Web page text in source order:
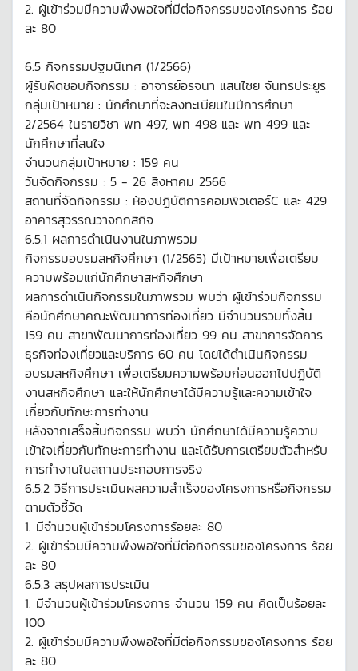
2. ผู้เข้าร่วมมีความพึงพอใจที่มีต่อกิจกรรมของโครงการ ร้อย
ละ 80
6.5 กิจกรรมปฐมนิเทศ (1/2566)
ผู้รับผิดชอบกิจกรรม : อาจารย์อรจนา แสนไชย จันทรประยูร
กลุ่มเป้าหมาย : นักศึกษาที่จะลงทะเบียนในปีการศึกษา
2/2564 ในรายวิชา พท 497, พท 498 และ พท 499 และ
นักศึกษาที่สนใจ
จำนวนกลุ่มเป้าหมาย : 159 คน
วันจัดกิจกรรม : 5 - 26 สิงหาคม 2566
สถานที่จัดกิจกรรม : ห้องปฏิบัติการคอมพิวเตอร์C และ 429
อาคารสุวรรณวาจกกสิกิจ
6.5.1 ผลการดำเนินงานในภาพรวม
กิจกรรมอบรมสหกิจศึกษา (1/2565) มีเป้าหมายเพื่อเตรียม
ความพร้อมแก่นักศึกษาสหกิจศึกษา
ผลการดำเนินกิจกรรมในภาพรวม พบว่า ผู้เข้าร่วมกิจกรรม
คือนักศึกษาคณะพัฒนาการท่องเที่ยว มีจำนวนรวมทั้งสิ้น
159 คน สาขาพัฒนาการท่องเที่ยว 99 คน สาขาการจัดการ
ธุรกิจท่องเที่ยวและบริการ 60 คน โดยได้ดำเนินกิจกรรม
อบรมสหกิจศึกษา เพื่อเตรียมความพร้อมก่อนออกไปปฏิบัติ
งานสหกิจศึกษา และให้นักศึกษาได้มีความรู้และความเข้าใจ
เกี่ยวกับทักษะการทำงาน
หลังจากเสร็จสิ้นกิจกรรม พบว่า นักศึกษาได้มีความรู้ความ
เข้าใจเกี่ยวกับทักษะการทำงาน และได้รับการเตรียมตัวสำหรับ
การทำงานในสถานประกอบการจริง
6.5.2 วิธีการประเมินผลความสำเร็จของโครงการหรือกิจกรรม
ตามตัวชี้วัด
1. มีจำนวนผู้เข้าร่วมโครงการร้อยละ 80
2. ผู้เข้าร่วมมีความพึงพอใจที่มีต่อกิจกรรมของโครงการ ร้อย
ละ 80
6.5.3 สรุปผลการประเมิน
1. มีจำนวนผู้เข้าร่วมโครงการ จำนวน 159 คน คิดเป็นร้อยละ
100
2. ผู้เข้าร่วมมีความพึงพอใจที่มีต่อกิจกรรมของโครงการ ร้อย
ละ 80